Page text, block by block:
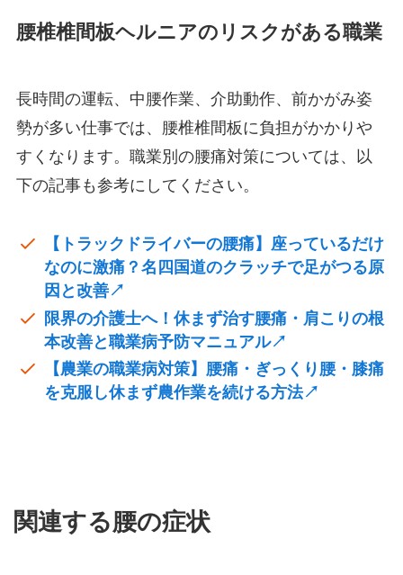
腰椎椎間板ヘルニアのリスクがある職業
長時間の運転、中腰作業、介助動作、前かがみ姿
勢が多い仕事では、腰椎椎間板に負担がかかりや
すくなります。職業別の腰痛対策については、以
下の記事も参考にしてください。
【トラックドライバーの腰痛】座っているだけ
なのに激痛？名四国道のクラッチで足がつる原
因と改善↗
限界の介護士へ！休まず治す腰痛・肩こりの根
本改善と職業病予防マニュアル↗
【農業の職業病対策】腰痛・ぎっくり腰・膝痛
を克服し休まず農作業を続ける方法↗
関連する腰の症状